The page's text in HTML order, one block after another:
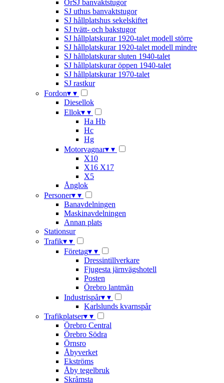
ÖrSJ banvaktstugor
SJ uthus banvaktstugor
SJ hållplatshus sekelskiftet
SJ tvätt- och bakstugor
SJ hållplatskurar 1920-talet modell större
SJ hållplatskurar 1920-talet modell mindre
SJ hållplatskurar sluten 1940-talet
SJ hållplatskurar öppen 1940-talet
SJ hållplatskurar 1970-talet
SJ rastkur
Fordon▾ ▾
Diesellok
Ellok▾ ▾
Ha Hb
Hc
Hg
Motorvagnar▾ ▾
X10
X16 X17
X5
Ånglok
Personer▾ ▾
Banavdelningen
Maskinavdelningen
Annan plats
Stationsur
Trafik▾ ▾
Företag▾ ▾
Dressintillverkare
Fjugesta järnvägshotell
Posten
Örebro lantmän
Industrispår▾ ▾
Karlslunds kvarnspår
Trafikplatser▾ ▾
Örebro Central
Örebro Södra
Örnsro
Åbyverket
Ekströms
Åby tegelbruk
Skråmsta